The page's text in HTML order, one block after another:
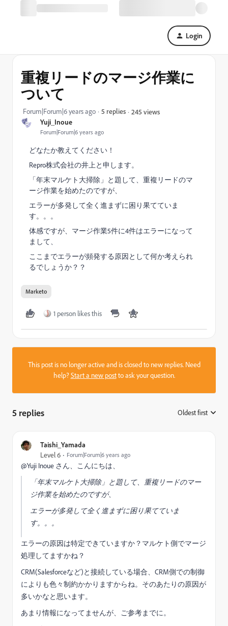
Login
Yuji_Inoue
Forum|Forum|6 years ago
重複リードのマージ作業に
ついて
Forum|Forum|6 years ago 5 replies 245 views
どなたか教えてください！
Repro株式会社の井上と申します。
「年末マルケト大掃除」と題して、重複リードのマ
ージ作業を始めたのですが、
エラーが多発して全く進まずに困り果てていま
す。。。
体感ですが、マージ作業5件に4件はエラーになって
まして、
ここまでエラーが頻発する原因として何か考えられ
るでしょうか？？
Marketo
1 person likes this
This post is no longer active and is closed to new replies. Need
help?Start a new postto ask your question.
5 replies Oldest first
Taishi_Yamada
Level 6 Forum|Forum|6 years ago
@Yuji Inoue さん、こんにちは、
「年末マルケト大掃除」と題して、重複リードのマー
ジ作業を始めたのですが、
エラーが多発して全く進まずに困り果てていま
す。。。
エラーの原因は特定できていますか？マルケト側でマージ
処理してますかね？
CRM(Salesforceなど)と接続している場合、CRM側での制御
によりも色々制約かかりますからね。そのあたりの原因が
多いかなと思います。
あまり情報になってませんが、ご参考までに。